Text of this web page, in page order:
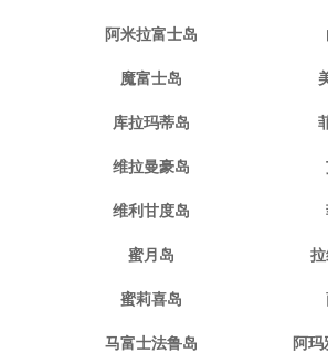
阿米拉富士岛
魔富士岛
库拉玛蒂岛
维拉曼豪岛
维利甘度岛
蜜月岛
蜜莉喜岛
马富士法鲁岛 阿